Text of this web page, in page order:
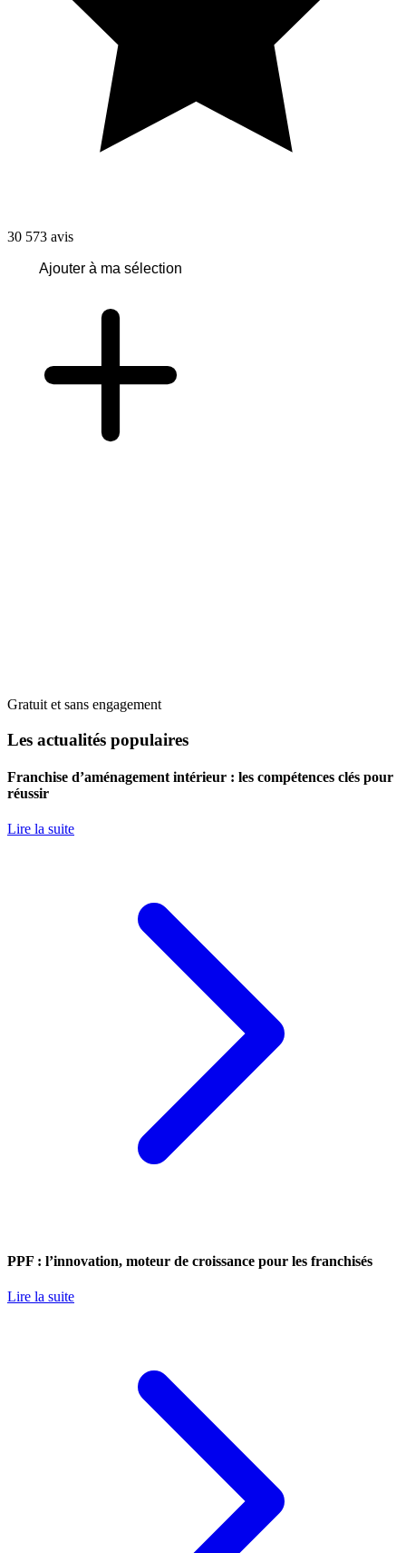
30 573 avis
Ajouter à ma sélection
Gratuit et sans engagement
Les actualités populaires
Franchise d’aménagement intérieur : les compétences clés pour
réussir
Lire la suite
PPF : l’innovation, moteur de croissance pour les franchisés
Lire la suite